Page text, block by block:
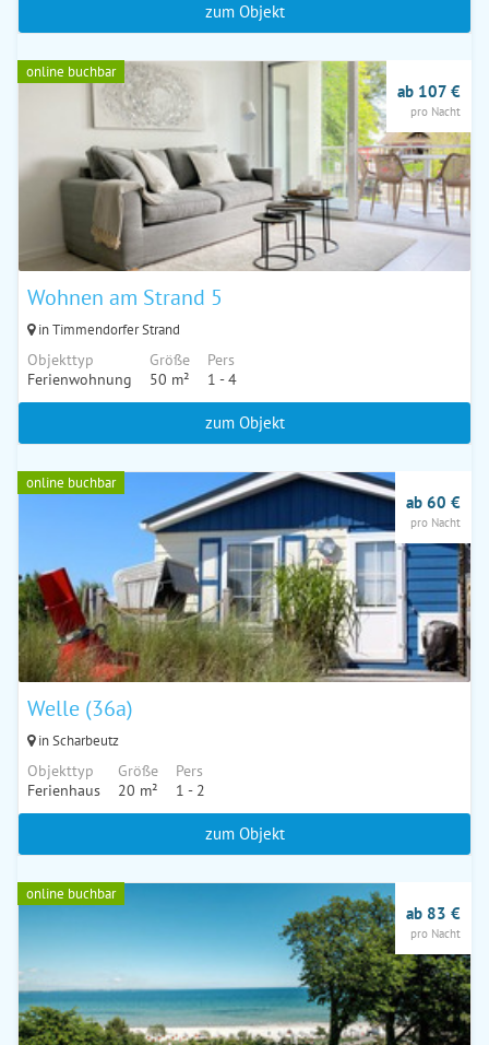
zum Objekt
online buchbar
Wohnen am Strand 5
in Timmendorfer Strand
Objekttyp
Ferienwohnung
Größe
50 m²
Pers
1 - 4
ab 107 €
pro Nacht
zum Objekt
online buchbar
Welle (36a)
in Scharbeutz
Objekttyp
Ferienhaus
Größe
20 m²
Pers
1 - 2
ab 60 €
pro Nacht
zum Objekt
online buchbar
ab 83 €
pro Nacht